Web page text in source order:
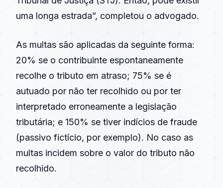
uma longa estrada”, completou o advogado.
As multas são aplicadas da seguinte forma:
20% se o contribuinte espontaneamente
recolhe o tributo em atraso; 75% se é
autuado por não ter recolhido ou por ter
interpretado erroneamente a legislação
tributária; e 150% se tiver indícios de fraude
(passivo fictício, por exemplo). No caso as
multas incidem sobre o valor do tributo não
recolhido.